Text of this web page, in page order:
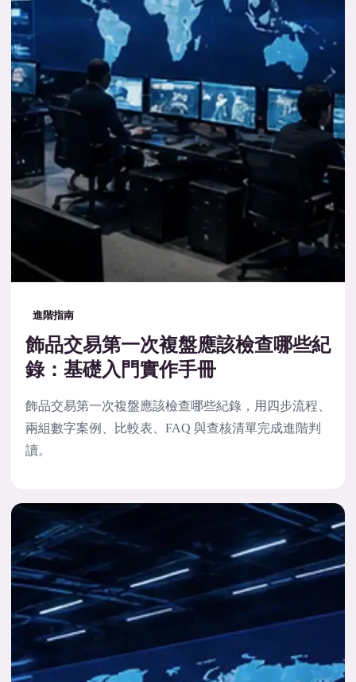
進階指南
飾品交易第一次複盤應該檢查哪些紀
錄：基礎入門實作手冊
飾品交易第一次複盤應該檢查哪些紀錄，用四步流程、
兩組數字案例、比較表、FAQ 與查核清單完成進階判
讀。